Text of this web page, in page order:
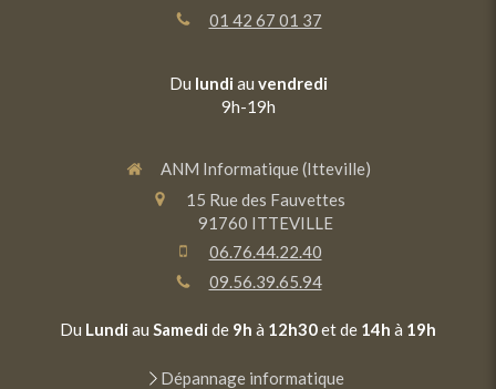
01 42 67 01 37
Du lundi au vendredi
9h-19h
ANM Informatique (Itteville)
15 Rue des Fauvettes
91760 ITTEVILLE
06.76.44.22.40
09.56.39.65.94
Du Lundi au Samedi de 9h à 12h30et de 14h à 19h
Dépannage informatique